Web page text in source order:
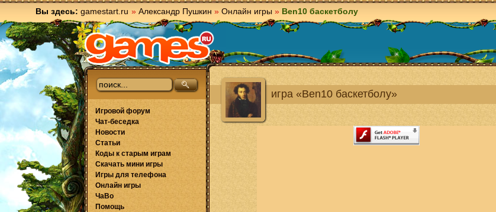
Вы здесь: gamestart.ru » Александр Пушкин » Онлайн игры » Ben10 баскетболу
игра «Ben10 баскетболу»
Игровой форум
Чат-беседка
Новости
Статьи
Коды к старым играм
Скачать мини игры
Игры для телефона
Онлайн игры
ЧаВо
Помощь